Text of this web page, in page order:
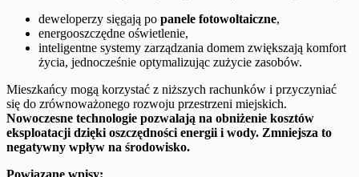
deweloperzy sięgają po panele fotowoltaiczne,
energooszczędne oświetlenie,
inteligentne systemy zarządzania domem zwiększają komfort
życia, jednocześnie optymalizując zużycie zasobów.
Mieszkańcy mogą korzystać z niższych rachunków i przyczyniać
się do zrównoważonego rozwoju przestrzeni miejskich.
Nowoczesne technologie pozwalają na obniżenie kosztów
eksploatacji dzięki oszczędności energii i wody. Zmniejsza to
negatywny wpływ na środowisko.